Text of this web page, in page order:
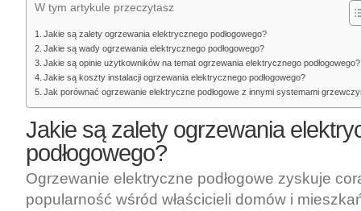
W tym artykule przeczytasz
Jakie są zalety ogrzewania elektrycznego podłogowego?
Jakie są wady ogrzewania elektrycznego podłogowego?
Jakie są opinie użytkowników na temat ogrzewania elektrycznego podłogowego?
Jakie są koszty instalacji ogrzewania elektrycznego podłogowego?
Jak porównać ogrzewanie elektryczne podłogowe z innymi systemami
Jakie są zalety ogrzewania
podłogowego?
Ogrzewanie elektryczne podłogowe zyskuje
popularność wśród właścicieli domów i